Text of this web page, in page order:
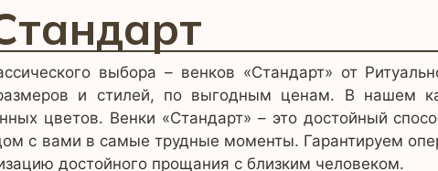
выбора – венков «Стандарт» от
и стилей, по выгодным ценам. В нашем
цветов. Венки «Стандарт» – это достойный
с вами в самые трудные моменты. Гарантируем
достойного прощания с близким человеком.